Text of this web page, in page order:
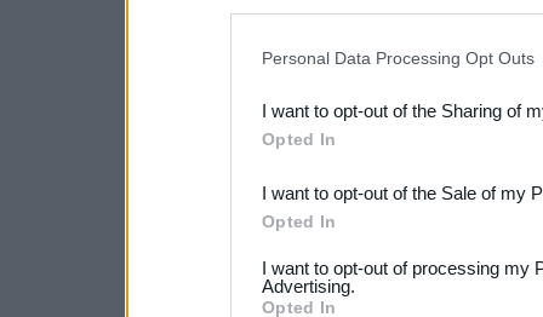
Downstream Participants
third parties.
Personal Data Processing Opt Outs
I want to opt-out of the Sharing of
Opted In
I want to opt-out of the Sale of my
Opted In
I want to opt-out of processing my
Advertising.
Opted In